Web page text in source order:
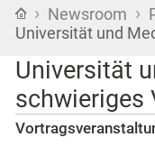
Startseite
› Newsroom ›
Universität und
Universität
schwieriges